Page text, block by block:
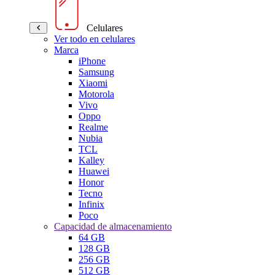
Celulares
Ver todo en celulares
Marca
iPhone
Samsung
Xiaomi
Motorola
Vivo
Oppo
Realme
Nubia
TCL
Kalley
Huawei
Honor
Tecno
Infinix
Poco
Capacidad de almacenamiento
64 GB
128 GB
256 GB
512 GB